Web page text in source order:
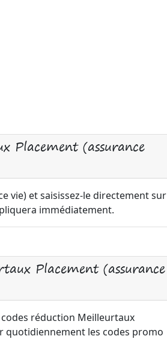
Placement (assurance
vie) et saisissez-le directement sur
immédiatement.
Placement (assurance
réduction Meilleurtaux
quotidiennement les codes promo